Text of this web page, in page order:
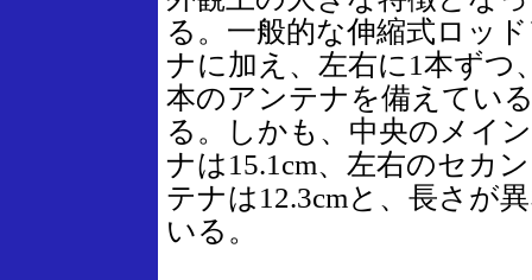
る。一般的な伸縮式ロッ
ナに加え、左右に1本ずつ
本のアンテナを備えてい
る。しかも、中央のメイ
ナは15.1cm、左右のセカ
テナは12.3cmと、長さが
いる。